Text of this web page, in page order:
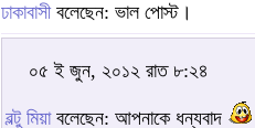
ঢাকাবাসীবলেছেন: ভাল পোস্ট।
০৫ ই জুন, ২০১২ রাত ৮:২৪
বল্টু মিয়াবলেছেন: আপনাকে ধন্যবাদ